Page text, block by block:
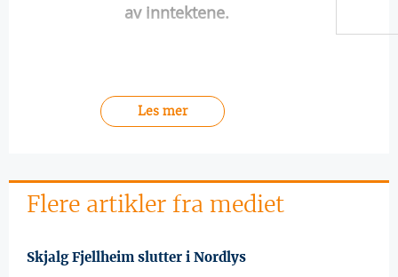
av inntektene.
Les mer
Flere artikler fra mediet
Skjalg Fjellheim slutter i Nordlys